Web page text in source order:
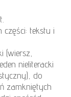
tekstu i
(wiersz,
nieliteracki
do
zamkniętych